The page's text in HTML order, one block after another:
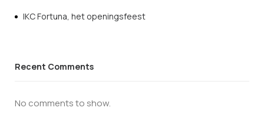
IKC Fortuna, het openingsfeest
Recent Comments
No comments to show.